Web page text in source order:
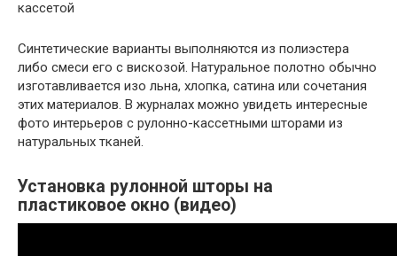
Синтетические варианты выполняются из полиэстера
либо смеси его с вискозой. Натуральное полотно обычно
изготавливается изо льна, хлопка, сатина или сочетания
этих материалов. В журналах можно увидеть интересные
фото интерьеров с рулонно-кассетными шторами из
натуральных тканей.
Установка рулонной шторы на
пластиковое окно (видео)